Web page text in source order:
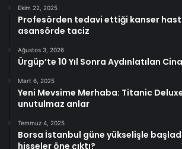
Ekim 22, 2025
Profesörden tedavi ettiği kanser
asansörde taciz
Ağustos 3, 2026
Ürgüp’te 10 Yıl Sonra Aydınlatılan
Mart 6, 2025
Yeni Mevsime Merhaba: Titanic
unutulmaz anlar
Temmuz 4, 2025
Borsa İstanbul güne yükselişle
hisseler öne çıktı?